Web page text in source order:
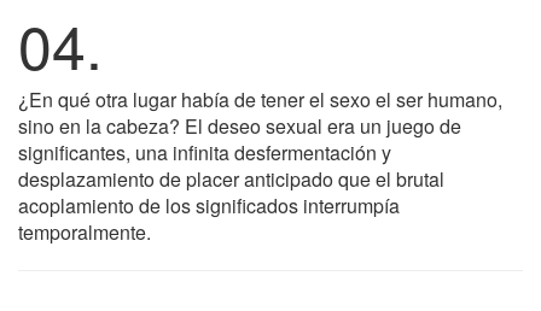
04.
¿En qué otra lugar había de tener el sexo el ser humano,
sino en la cabeza? El deseo sexual era un juego de
significantes, una infinita desfermentación y
desplazamiento de placer anticipado que el brutal
acoplamiento de los significados interrumpía
temporalmente.